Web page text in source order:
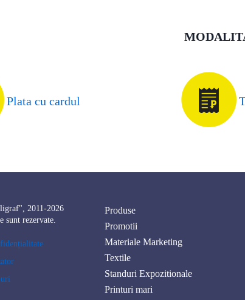
Plata cu cardul
2011-2026
sunt rezervate.
uri
Produse
Promotii
Materiale Marketing
Textile
Standuri Expozitionale
Printuri mari